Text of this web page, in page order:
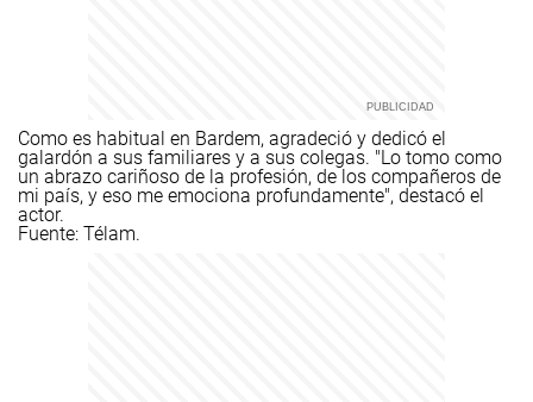
Como es habitual en Bardem, agradeció y dedicó el
galardón a sus familiares y a sus colegas. "Lo tomo como
un abrazo cariñoso de la profesión, de los compañeros de
mi país, y eso me emociona profundamente", destacó el
actor.
Fuente: Télam.